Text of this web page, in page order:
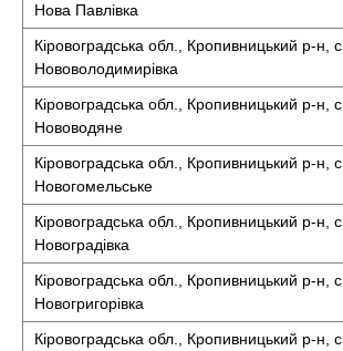
Нова Павлівка
Кіровоградська обл., Кропивницький р-н, с.
Нововолодимирівка
Кіровоградська обл., Кропивницький р-н, с.
Нововодяне
Кіровоградська обл., Кропивницький р-н, с.
Новогомельське
Кіровоградська обл., Кропивницький р-н, с.
Новоградівка
Кіровоградська обл., Кропивницький р-н, с.
Новогригорівка
Кіровоградська обл., Кропивницький р-н, с.